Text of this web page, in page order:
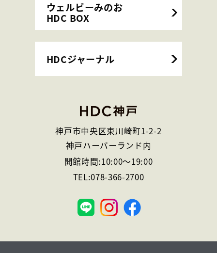
ウェルビーみのお
HDC BOX
HDCジャーナル
神戸市中央区東川崎町1-2-2
神戸ハーバーランド内
開館時間:10:00～19:00
TEL:078-366-2700
神
戸